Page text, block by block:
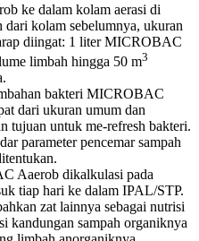
ke dalam kolam aerasi di
dari kolam sebelumnya, ukuran
diingat: 1 liter MICROBAC
limbah hingga 50 m3
bakteri MICROBAC
dari ukuran umum dan
tujuan untuk me-refresh bakteri.
parameter pencemar sampah
Aaerob dikalkulasi pada
tiap hari ke dalam IPAL/STP.
zat lainnya sebagai nutrisi
kandungan sampah organiknya